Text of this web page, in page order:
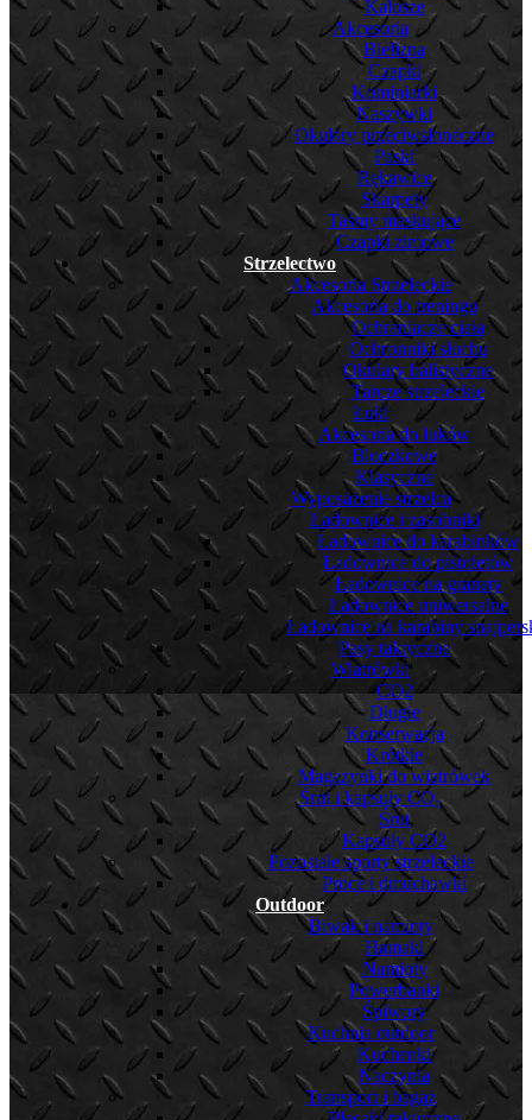
Kalosze
Akcesoria
Bielizna
Czapki
Kominiarki
Naszywki
Okulary przeciwsłoneczne
Paski
Rękawice
Skarpety
Taśmy maskujące
Czapki zimowe
Strzelectwo
Akcesoria Strzeleckie
Akcesoria do treningu
Ochraniacze ciała
Ochronniki słuchu
Okulary balistyczne
Tarcze strzeleckie
Łuki
Akcesoria do łuków
Bloczkowe
Klasyczne
Wyposażenie strzelca
Ładownice i zasobniki
Ładownice do karabinków
Ładownice do pistoletów
Ładownice na granaty
Ładownice uniwersalne
Ładownice na karabiny
Pasy taktyczne
Wiatrówki
CO2
Długie
Konserwacja
Krótkie
Magazynki do wiatrówek
Śrut i kapsuły CO₂
Śrut
Kapsuły CO2
Pozostałe sporty strzeleckie
Proce i dmuchawki
Outdoor
Biwak i namioty
Hamaki
Namioty
Powerbanki
Śpiwory
Kuchnia outdoor
Kuchenki
Naczynia
Transport i bagaż